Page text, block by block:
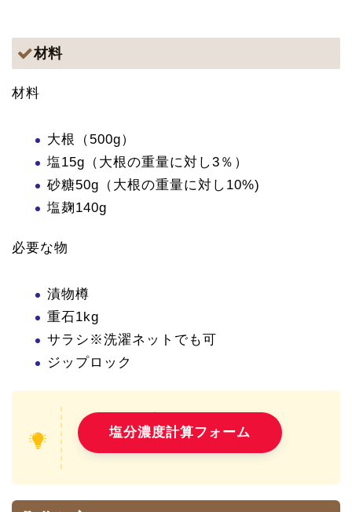
材料
材料
大根（500g）
塩15g（大根の重量に対し3％）
砂糖50g（大根の重量に対し10%)
塩麹140g
必要な物
漬物樽
重石1kg
サラシ※洗濯ネットでも可
ジップロック
塩分濃度計算フォーム